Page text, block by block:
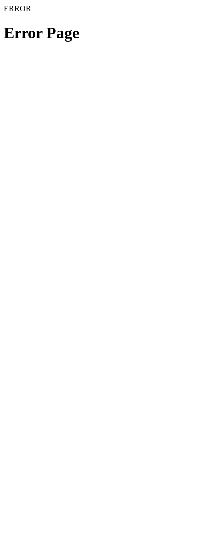
ERROR
Error Page